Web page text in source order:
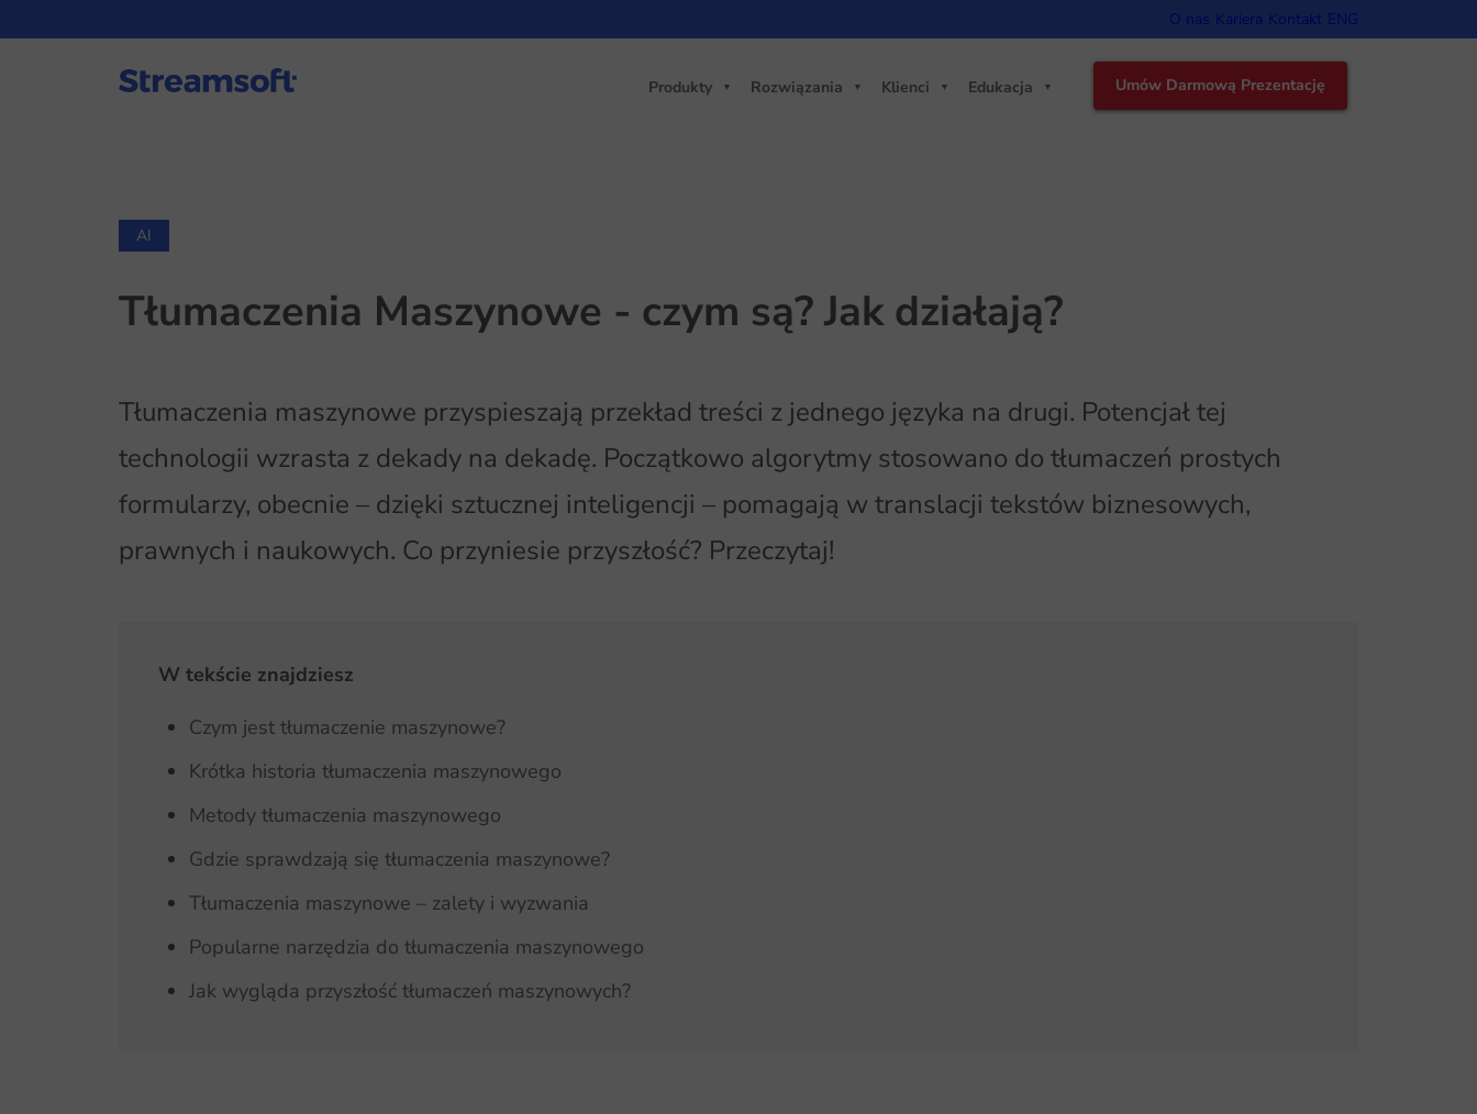
O nas Kariera Kontakt ENG
Produkty Rozwiązania Klienci Edukacja Umów Darmową Prezentację
AI
Tłumaczenia Maszynowe - czym są? Jak działają?
Tłumaczenia maszynowe przyspieszają przekład treści z jednego języka na drugi. Potencjał tej
technologii wzrasta z dekady na dekadę. Początkowo algorytmy stosowano do tłumaczeń prostych
formularzy, obecnie – dzięki sztucznej inteligencji – pomagają w translacji tekstów biznesowych,
prawnych i naukowych. Co przyniesie przyszłość? Przeczytaj!
W tekście znajdziesz
Czym jest tłumaczenie maszynowe?
Krótka historia tłumaczenia maszynowego
Metody tłumaczenia maszynowego
Gdzie sprawdzają się tłumaczenia maszynowe?
Tłumaczenia maszynowe – zalety i wyzwania
Popularne narzędzia do tłumaczenia maszynowego
Jak wygląda przyszłość tłumaczeń maszynowych?